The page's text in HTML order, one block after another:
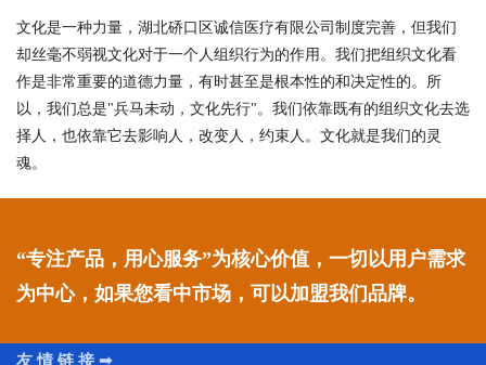
文化是一种力量，湖北硚口区诚信医疗有限公司制度完善，但我们
却丝毫不弱视文化对于一个人组织行为的作用。我们把组织文化看
作是非常重要的道德力量，有时甚至是根本性的和决定性的。所
以，我们总是"兵马未动，文化先行"。我们依靠既有的组织文化去选
择人，也依靠它去影响人，改变人，约束人。文化就是我们的灵
魂。
“专注产品，用心服务”为核心价值，一切以用户需求
为中心，如果您看中市场，可以加盟我们品牌。